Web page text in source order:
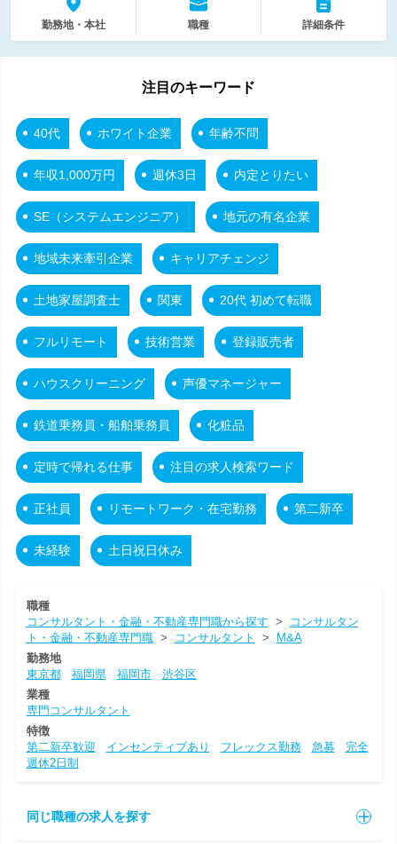
勤務地・本社 職種 詳細条件
注目のキーワード
40代 ホワイト企業 年齢不問
年収1,000万円 週休3日 内定とりたい
SE（システムエンジニア） 地元の有名企業
地域未来牽引企業 キャリアチェンジ
土地家屋調査士 関東 20代 初めて転職
フルリモート 技術営業 登録販売者
ハウスクリーニング 声優マネージャー
鉄道乗務員・船舶乗務員 化粧品
定時で帰れる仕事 注目の求人検索ワード
正社員 リモートワーク・在宅勤務 第二新卒
未経験 土日祝日休み
職種
コンサルタント・金融・不動産専門職から探す >
コンサルタン
ト・金融・不動産専門職> コンサルタント > M&A
勤務地
東京都
福岡県 福岡市
渋谷区
業種
専門コンサルタント
特徴
第二新卒歓迎
インセンティブあり フレックス勤務 急募
完全
週休2日制
同じ職種の求人を探す